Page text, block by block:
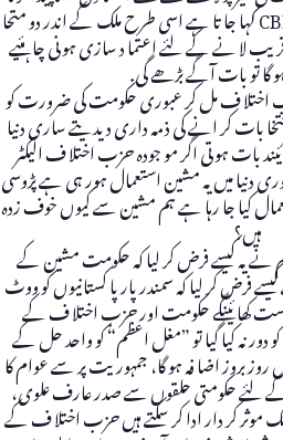
ضروری ہوتا ہے اعتما د سازی کو CBM کہا جا تا ہے اسی طرح ملک کے اندر دو متحا
نے کے لئے اعتما د سازی ہو نی چاہئیے
گا تو بات آگے بڑھے گی.
اختلا ف مل کر عبوری حکومت کی ضرورت کو
بات کر انے کی ذمہ داری دیدیتے ساری دنیا
بات ہو تی اگر مو جودہ حزب اختلا ف الیکٹر
دنیا میں یہ مشین استعمال ہور ہی ہے پڑوسی
کیا جا رہا ہے ہم مشین سے کیوں خوف زدہ
ہیں؟
یہ کیسے فرض کر لیا کہ حکومت مشین کے
فرض کر لیا کہ سمندر پار پا کستانیوں کو ووٹ
کھا ئینگے حکومت اور حزب اختلا ف کے
نہ کیا گیا تو ”مغل اعظم“ کو واحد حل کے
روز بروز اضا فہ ہو گا، جمہوریت پر سے عوام کا
کے لئے حکومتی حلقوں سے صدر عارف علوی،
موثر کر دار ادا کر سکتے ہیں حزب اختلا ف کے